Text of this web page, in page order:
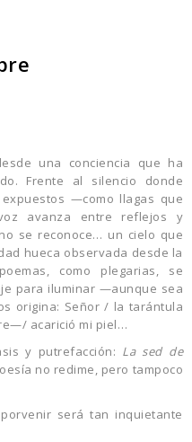
una conciencia que ha
Frente al silencio donde
—como llagas que
avanza entre reflejos y
se reconoce… un cielo que
hueca observada desde la
como plegarias, se
para iluminar —aunque sea
origina: Señor / la tarántula
acarició mi piel…
y putrefacción: La sed de
no redime, pero tampoco
será tan inquietante